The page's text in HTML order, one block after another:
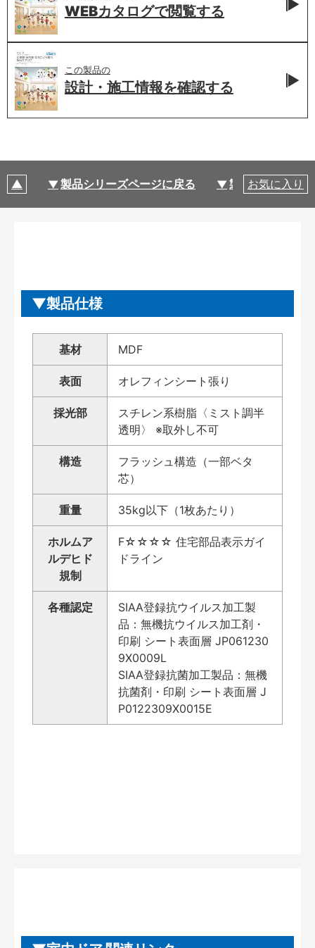
WEBカタログで閲覧する
この製品の
設計・施工情報を確認する
製品シリーズページに戻る 製品仕様
お気に入り
製品仕様
基材 MDF
表面 オレフィンシート張り
採光部
スチレン系樹脂〈ミスト調半
透明〉 ※取外し不可
構造
フラッシュ構造（一部ベタ
芯）
重量 35kg以下（1枚あたり）
ホルムア
ルデヒド
規制
F☆☆☆☆ 住宅部品表示ガイ
ドライン
各種認定
SIAA登録抗ウイルス加工製
品：無機抗ウイルス加工剤・
印刷 シート表面層 JP061230
9X0009L
SIAA登録抗菌加工製品：無機
抗菌剤・印刷 シート表面層 J
P0122309X0015E